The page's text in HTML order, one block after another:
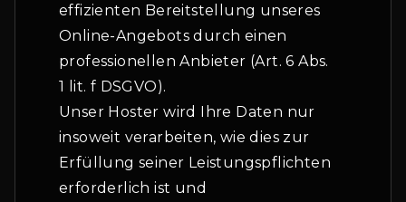
effizienten Bereitstellung unseres
Online-Angebots durch einen
professionellen Anbieter (Art. 6 Abs.
1 lit. f DSGVO).
Unser Hoster wird Ihre Daten nur
insoweit verarbeiten, wie dies zur
Erfüllung seiner Leistungspflichten
erforderlich ist und